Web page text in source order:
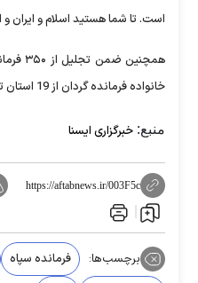
است. تا شما هستید اسلام و ایران و
خانواده فرمانده گردان از 19 استان تقدیر شد.
منبع: خبرگزاری ایسنا
https://aftabnews.ir/003F5c
برچسب‌ها: فرمانده سپاه